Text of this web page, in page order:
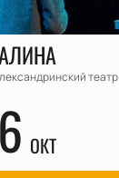
театр
ОКТ